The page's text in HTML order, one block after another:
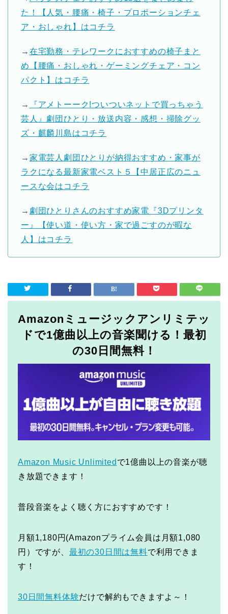
た！【人気・腰痛・椅子・プロポーションチェ
ア・おしゃれ】はコチラ
→ 在宅勤務・テレワークにおすすめの椅子まと
め【腰痛・おしゃれ・ゲーミングチェア・コン
パクト】はコチラ
→
『アメトーーク!ついついネットで買っちゃう
芸人』劇団ひとり・放送内容・感想・掃除グッ
ズ・麒麟川島はコチラ
→ 家電芸人劇団ひとりが納得おすすめ・家事が
ラクになる最新家電ベスト５【中居正広のニュ
ースな会はコチラ
→ 劇団ひとりさんのおすすめ家電『3Dプリンタ
ー』【使い道・使い方・家で過ごすのが暇な
人】はコチラ
Amazonミュージックアンリミテッ
ドで1億曲以上の音楽聞ける！最初
の30日間無料！
Amazon Music Unlimited で1億曲以上の音楽が聴
き放題できます！
普段音楽をよく聴く方におすすめです！
月額1,180円(Amazonプライム会員は月額1,080
円）ですが、 最初の30日間は無料で利用できま
す！
30日間無料体験だけで解約もできますよ～！